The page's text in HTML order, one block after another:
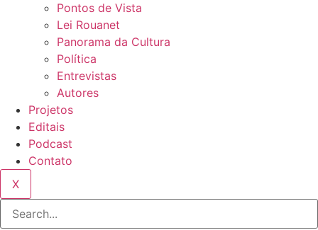
Pontos de Vista
Lei Rouanet
Panorama da Cultura
Política
Entrevistas
Autores
Projetos
Editais
Podcast
Contato
X